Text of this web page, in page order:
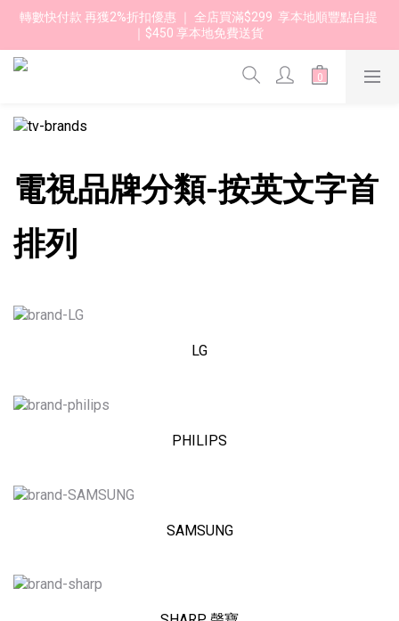
轉數快付款 再獲2%折扣優惠 ｜ 全店買滿$299  享本地順豐點自提
｜$450 享本地免費送貨
電視品牌分類-按英文字首
排列
LG
PHILIPS
SAMSUNG